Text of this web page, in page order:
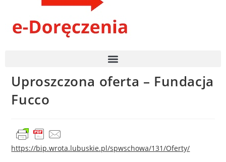
Uproszczona oferta – Fundacja
Fucco
https://bip.wrota.lubuskie.pl/spwschowa/131/Oferty/